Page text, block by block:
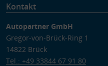
Kontakt
Autopartner GmbH
Gregor-von-Brück-Ring 1
14822 Brück
Tel.: +49 33844 67 91 80